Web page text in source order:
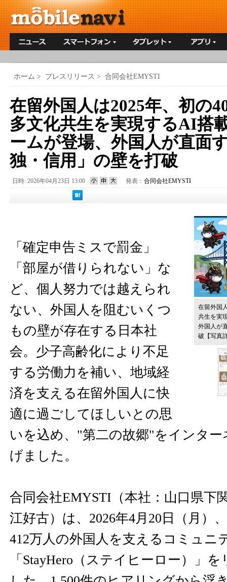
ホーム > プレスリリース > 合同会社EMYSTI
在留外国人は2025年、初の
多文化共生を実現するAI搭
ームが登場、外国人が直面
独・信用」の壁を打破
日時: 2026年04月23日 13:00 発表： 合同会社EMYSTI
在留外国
共生を実
外国人が
破 【写真
「確定申告ミスで罰金」
「部屋が借りられない」な
ど、個人努力では越えられ
ない、外国人を阻むいくつ
もの壁が存在する日本社
会。少子高齢化により不足
する労働力を補い、地域経
済を支える在留外国人に快
適に過ごしてほしいとの思
いを込め、"第二の故郷"をインタ
げました。
合同会社EMYSTI（本社：山口県下
江好古）は、2026年4月20日（月）
412万人の外国人を支えるコミュニ
「StayHero（ステイヒーロー）」